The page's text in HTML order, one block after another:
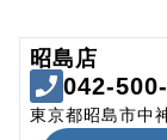
昭島店
042-
東京都昭島市中